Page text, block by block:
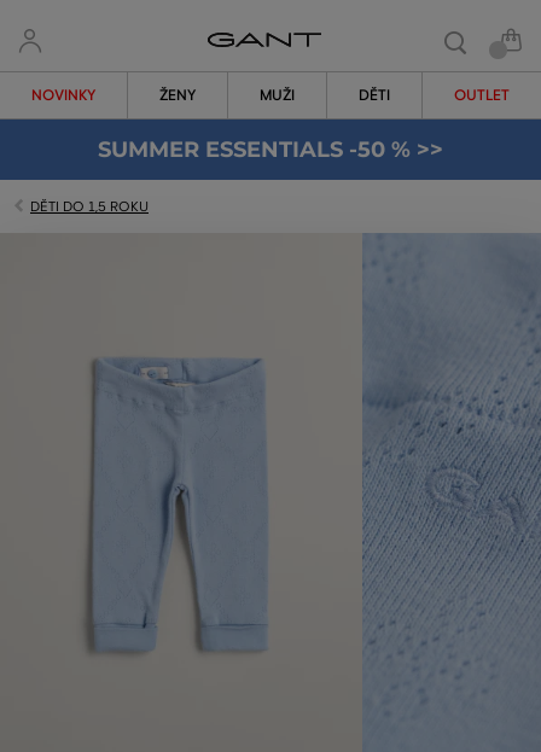
NOVINKY ŽENY MUŽI DĚTI OUTLET
SUMMER ESSENTIALS -50 % >>
DĚTI DO 1,5 ROKU